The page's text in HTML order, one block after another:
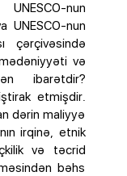
nun
UNESCO-nun
çərçivəsində
və
ibarətdir?
etmişdir.
dərin maliyyə
irqinə, etnik
və təcrid
bəhs